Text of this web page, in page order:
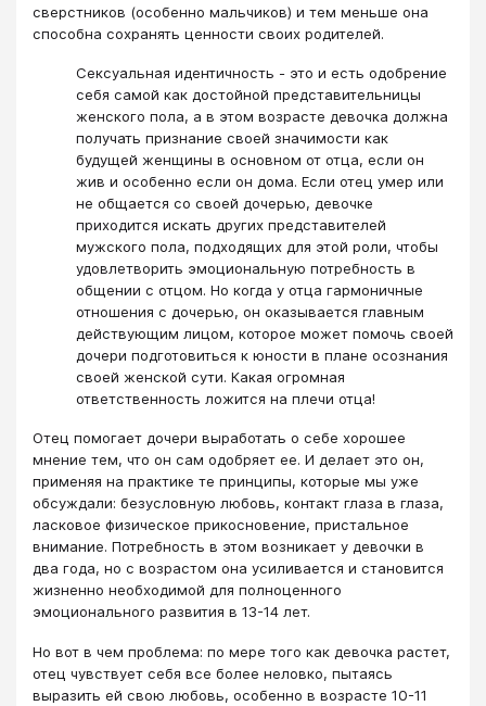
сверстников (особенно мальчиков) и тем меньше она
способна сохранять ценности своих родителей.
Сексуальная идентичность - это и есть одобрение
себя самой как достойной представительницы
женского пола, а в этом возрасте девочка должна
получать признание своей значимости как
будущей женщины в основном от отца, если он
жив и особенно если он дома. Если отец умер или
не общается со своей дочерью, девочке
приходится искать других представителей
мужского пола, подходящих для этой роли, чтобы
удовлетворить эмоциональную потребность в
общении с отцом. Но когда у отца гармоничные
отношения с дочерью, он оказывается главным
действующим лицом, которое может помочь своей
дочери подготовиться к юности в плане осознания
своей женской сути. Какая огромная
ответственность ложится на плечи отца!
Отец помогает дочери выработать о себе хорошее
мнение тем, что он сам одобряет ее. И делает это он,
применяя на практике те принципы, которые мы уже
обсуждали: безусловную любовь, контакт глаза в глаза,
ласковое физическое прикосновение, пристальное
внимание. Потребность в этом возникает у девочки в
два года, но с возрастом она усиливается и становится
жизненно необходимой для полноценного
эмоционального развития в 13-14 лет.
Но вот в чем проблема: по мере того как девочка растет,
отец чувствует себя все более неловко, пытаясь
выразить ей свою любовь, особенно в возрасте 10-11